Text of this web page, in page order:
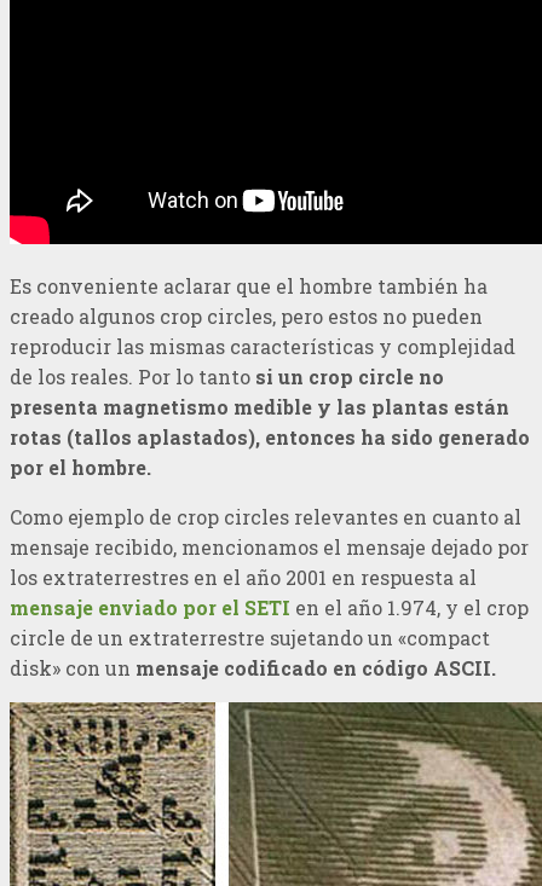
Es conveniente aclarar que el hombre también ha
creado algunos crop circles, pero estos no pueden
reproducir las mismas características y complejidad
de los reales. Por lo tanto si un crop circle no
presenta magnetismo medible y las plantas están
rotas (tallos aplastados), entonces ha sido generado
por el hombre.
Como ejemplo de crop circles relevantes en cuanto al
mensaje recibido, mencionamos el mensaje dejado por
los extraterrestres en el año 2001 en respuesta al
mensaje enviado por el SETI en el año 1.974, y el crop
circle de un extraterrestre sujetando un «compact
disk» con un mensaje codificado en código ASCII.